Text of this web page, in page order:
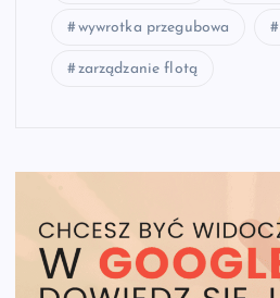
wywrotka przegubowa
zarządzanie flotą